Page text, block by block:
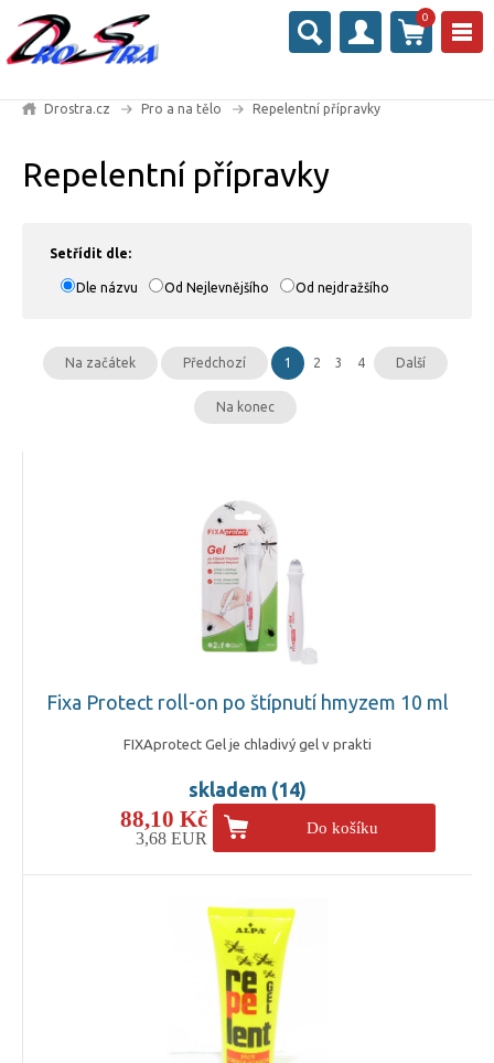
0
Drostra.cz Pro a na tělo Repelentní přípravky
Repelentní přípravky
Setřídit dle:
Dle názvu Od Nejlevnějšího Od nejdražšího
Na začátek Předchozí 1 2 3 4 Další
Na konec
Fixa Protect roll-on po štípnutí hmyzem 10 ml
FIXAprotect Gel je chladivý gel v prakti
skladem (14)
88,10 Kč
3,68 EUR
Do košíku